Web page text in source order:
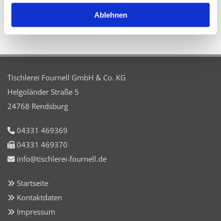
Ablehnen
Online Marketing Agentur
Tischlerei Fournell GmbH & Co. KG
Helgoländer Straße 5
24768 Rendsburg
 04331 469369
 04331 469370
 info@tischlerei-fournell.de
 Startseite
 Kontaktdaten
 Impressum